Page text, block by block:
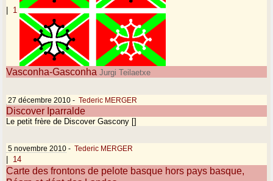
| 1
Vasconha-Gasconha Jurgi Teilaetxe
27 décembre 2010 - Tederic MERGER
Discover Iparralde
Le petit frère de Discover Gascony []
5 novembre 2010 - Tederic MERGER
14
Carte des frontons de pelote basque hors pays basque,